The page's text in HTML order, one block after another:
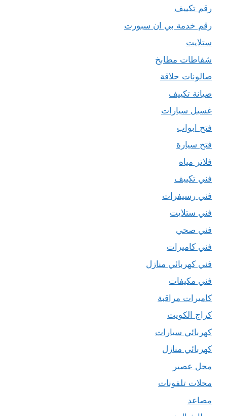
رقم تكييف
رقم خدمة بي ان سبورت
ستلايت
شفاطات مطابخ
صالونات حلاقة
صيانة تكييف
غسيل سيارات
فتح ابواب
فتح سيارة
فلاتر مياه
فني تكييف
فني رسيفرات
فني ستلايت
فني صحي
فني كاميرات
فني كهربائي منازل
فني مكيفات
كاميرات مراقبة
كراج الكويت
كهربائي سيارات
كهربائي منازل
محل عصير
محلات تلفونات
مصاعد